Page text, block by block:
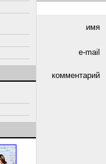
имя
e-mail
комментарий